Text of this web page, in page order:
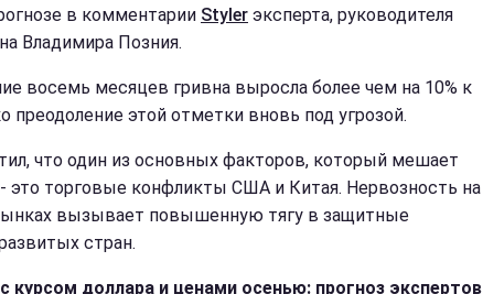
в комментарии Styler эксперта, руководителя
Владимира Позния.
восемь месяцев гривна выросла более чем на 10% к
преодоление этой отметки вновь под угрозой.
что один из основных факторов, который мешает
это торговые конфликты США и Китая. Нервозность на
вызывает повышенную тягу в защитные
стран.
курсом доллара и ценами осенью: прогноз экспертов